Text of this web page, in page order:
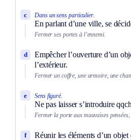
Dans un sens particulier.
En parlant d’une ville, se
c
Fermer ses portes à l’ennemi.
Empêcher l’ouverture d’un
l’extérieur.
d
Fermer un coffre, une armoire, une
Sens figuré.
Ne pas laisser s’introduire
e
Fermer la porte aux mauvaises
Réunir les éléments d’un
f